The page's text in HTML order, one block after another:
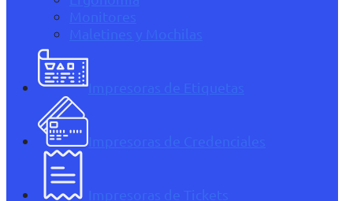
Monitores
Maletines y Mochilas
Impresoras de Etiquetas
Impresoras de Credenciales
Impresoras de Tickets